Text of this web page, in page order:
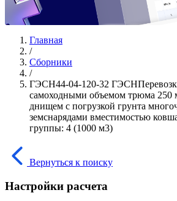
Главная
/
Сборники
/
ГЭСН44-04-120-32
самоходными объемом трюма 250
днищем с погрузкой грунта
земснарядами вместимостью
группы: 4 (1000 м3)
Вернуться к поиску
Настройки расчета